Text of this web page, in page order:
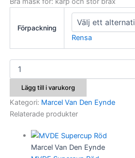
Förpackning
Rensa
MVDE
Super
Classic
mängd
Lägg till i varukorg
Kategori: Marcel Van Den Eynde
Relaterade produkter
Marcel Van Den Eynde